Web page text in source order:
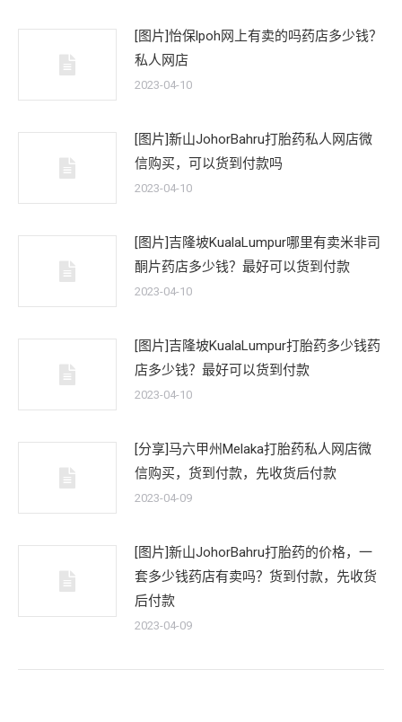
[图片]怡保lpoh网上有卖的吗药店多少钱？
私人网店
2023-04-10
[图片]新山JohorBahru打胎药私人网店微
信购买，可以货到付款吗
2023-04-10
[图片]吉隆坡KualaLumpur哪里有卖米非司
酮片药店多少钱？最好可以货到付款
2023-04-10
[图片]吉隆坡KualaLumpur打胎药多少钱药
店多少钱？最好可以货到付款
2023-04-10
[分享]马六甲州Melaka打胎药私人网店微
信购买，货到付款，先收货后付款
2023-04-09
[图片]新山JohorBahru打胎药的价格，一
套多少钱药店有卖吗？货到付款，先收货
后付款
2023-04-09